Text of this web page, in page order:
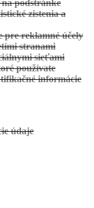
podstránke
zistenia a
pre reklamné účely
stranami
sieťami
používate
informácie
údaje